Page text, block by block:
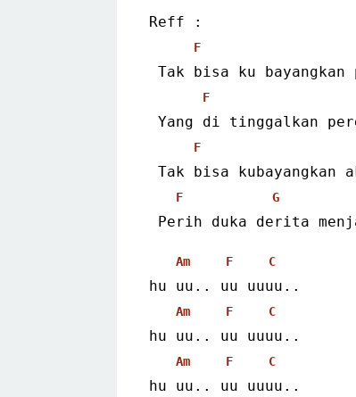
Reff :
F
Tak bisa ku
F
Yang di tinggalkan
F
Tak bisa
F G
Perih duka derita
Am F C
hu uu.. uu uuuu..
Am F C
hu uu.. uu uuuu..
Am F C
hu uu.. uu uuuu..